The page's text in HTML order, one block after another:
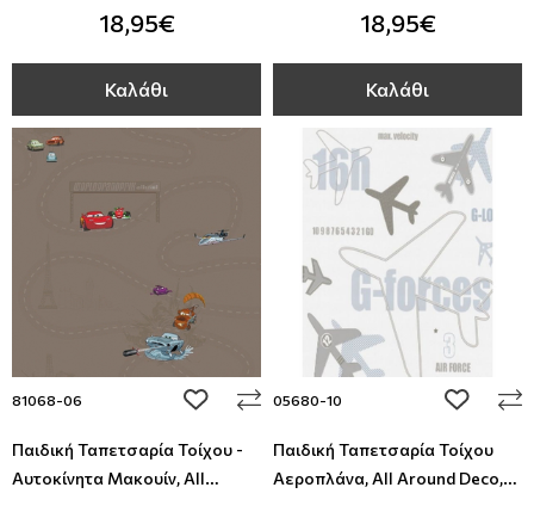
18,95€
Καλάθι
18,95€
Καλάθι
81068-06 add to wishlist
Παιδική Ταπετσαρία Τοίχου -
Αυτοκίνητα Μακουίν, All
05680-10 add to
Παιδική Ταπετσαρία Τοίχου
Αεροπλάνα, All Around Deco,